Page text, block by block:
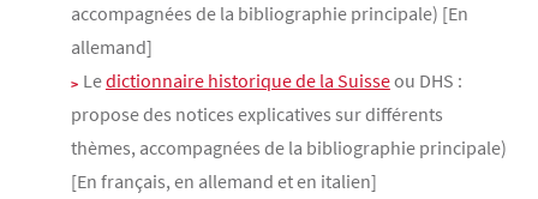
accompagnées de la bibliographie principale) [En
allemand]
Ledictionnaire historique de la Suisseou DHS :
propose des notices explicatives sur différents
thèmes, accompagnées de la bibliographie principale)
[En français, en allemand et en italien]